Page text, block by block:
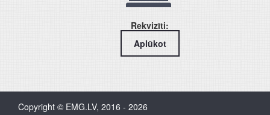
Rekvizīti:
Aplūkot
Copyright © EMG.LV, 2016 - 2026